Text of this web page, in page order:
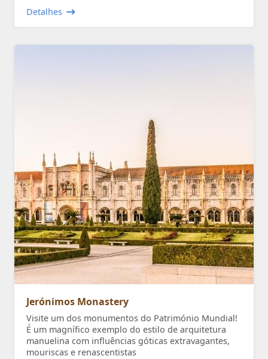
Detalhes
Jerónimos Monastery
Visite um dos monumentos do Património Mundial!
É um magnífico exemplo do estilo de arquitetura
manuelina com influências góticas extravagantes,
mouriscas e renascentistas